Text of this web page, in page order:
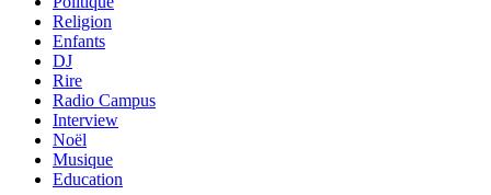
Religion
Enfants
DJ
Rire
Radio Campus
Interview
Noël
Musique
Education